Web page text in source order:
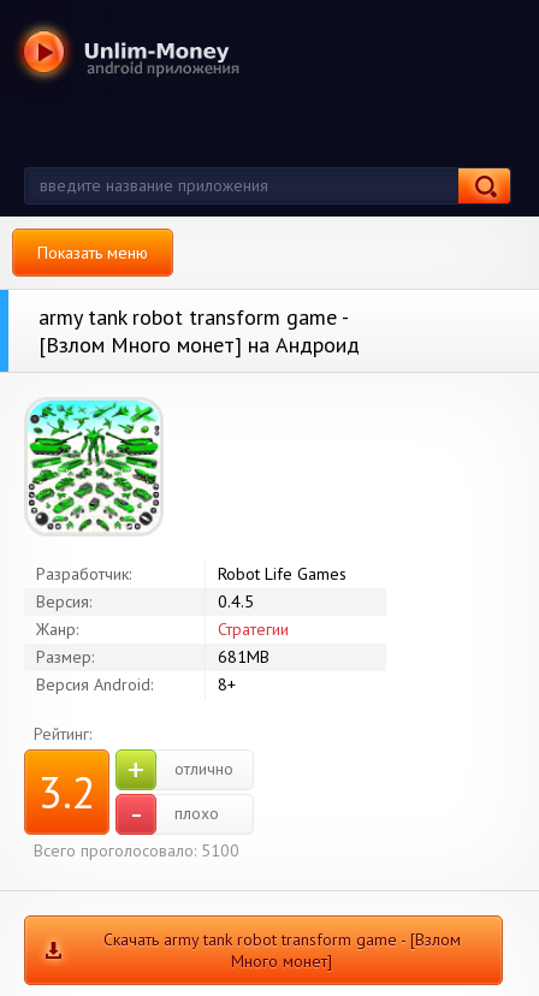
Показать меню
army tank robot transform game -
[Взлом Много монет] на Андроид
Разработчик:
Robot Life Games
Версия:
0.4.5
Жанр:
Стратегии
Размер:
681MB
Версия Android:
8+
Рейтинг:
3.2 + отлично
-
плохо
Всего проголосовало: 5100
Скачать army tank robot transform game - [Взлом
Много монет]